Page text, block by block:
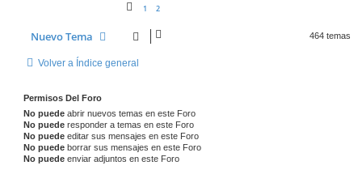
1 2
Nuevo Tema 464 temas
Volver a Índice general
Permisos Del Foro
No puede abrir nuevos temas en este Foro
No puede responder a temas en este Foro
No puede editar sus mensajes en este Foro
No puede borrar sus mensajes en este Foro
No puede enviar adjuntos en este Foro